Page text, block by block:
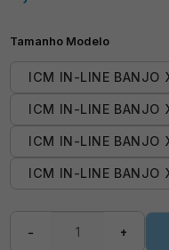
Tamanho Modelo
ICM IN-LINE BANJO
ICM IN-LINE BANJO
ICM IN-LINE BANJO
ICM IN-LINE BANJO
− +